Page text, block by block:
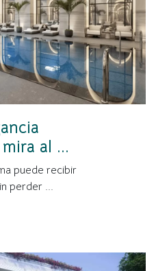
al ...
puede recibir
perder ...